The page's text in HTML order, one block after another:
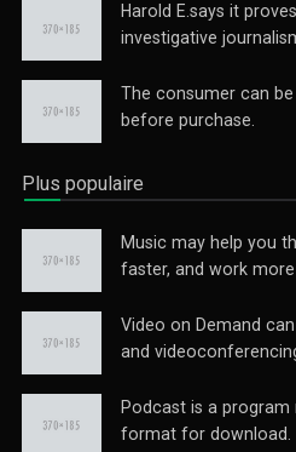
Harold E.says it
investigative
The consumer can
before purchase.
Plus populaire
Music may help you
faster, and work
Video on Demand
and
Podcast is a program
format for download.